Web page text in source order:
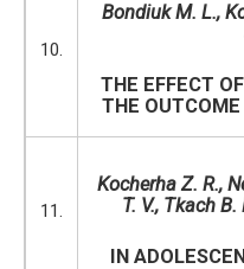
10.
Bondiuk M. L.,
THE EFFECT
THE
11.
Kocherha Z. R.,
T. V., Tkach
IN